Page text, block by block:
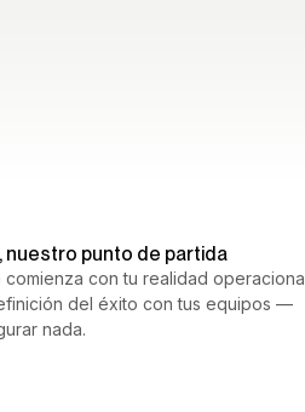
nuestro punto de partida
con tu realidad
del éxito con tus equipos —
nada.